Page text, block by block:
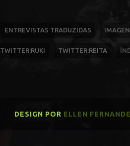
ENTREVISTAS TRADUZIDAS
TWITTER:RUKI TWITTER:REITA
DESIGN POR ELLEN